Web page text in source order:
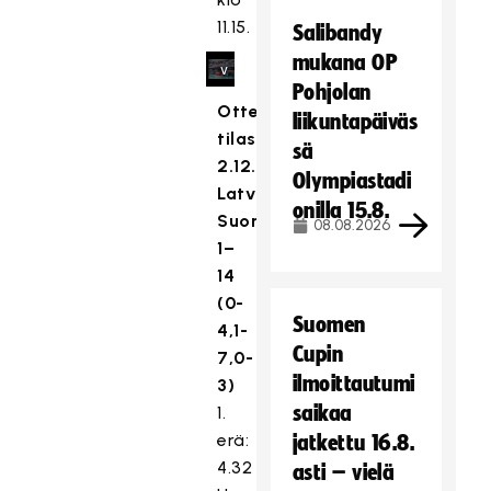
11.15.
s
v
a
t
ii
m
a
r
k
k
i
i
n
t
i
Ottelun
tilastot:
2.12.
Latvia-
Suomi
1–
14
(0-
4,1-
7,0-
3)
1.
erä:
4.32
Salibandy
mukana OP
Pohjolan
liikuntapäiväs
sä
Olympiastadi
onilla 15.8.
08.08.2026
Suomen
Cupin
ilmoittautumi
saikaa
jatkettu 16.8.
asti – vielä